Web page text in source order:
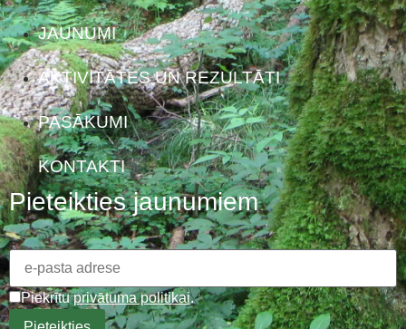
JAUNUMI
AKTIVITĀTES UN REZULTĀTI
PASĀKUMI
KONTAKTI
Pieteikties jaunumiem
Piekrītuprivātuma politikai.